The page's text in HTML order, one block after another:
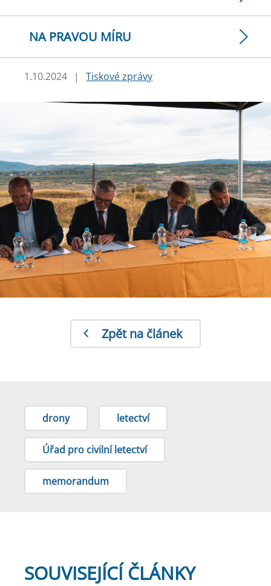
NA PRAVOU MÍRU
1.10.2024 | Tiskové zprávy
Zpět na článek
drony letectví
Úřad pro civilní letectví
memorandum
SOUVISEJÍCÍ ČLÁNKY